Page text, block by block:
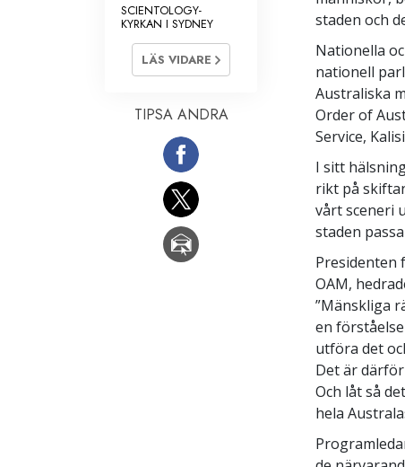
staden och
Nationella
nationell
Australiska
Order of
Service,
I sitt
rikt på
vårt sceneri
staden
Presidenten
OAM,
”Mänskliga
en
utföra det
Det är
Och låt så
hela
SCIENTOLOGY-
KYRKAN I SYDNEY
LÄS VIDARE
TIPSA ANDRA